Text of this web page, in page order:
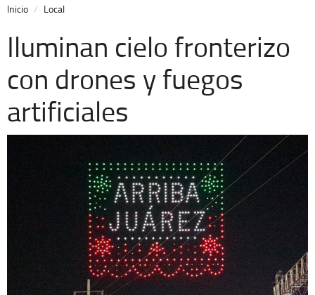
Opinión
Cronos
Economía
Espectáculos
Inicio Local
Iluminan cielo fronterizo
con drones y fuegos
artificiales